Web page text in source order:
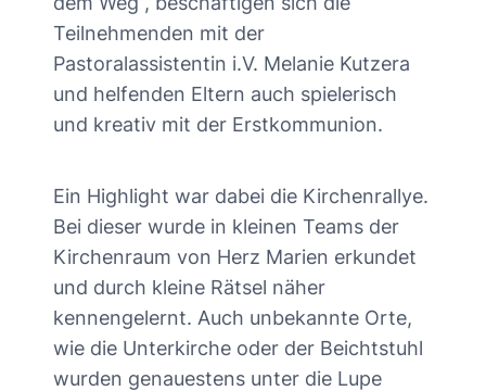
Teilnehmenden mit der
Pastoralassistentin i.V. Melanie Kutzera
und helfenden Eltern auch spielerisch
und kreativ mit der Erstkommunion.
Ein Highlight war dabei die Kirchenrallye.
Bei dieser wurde in kleinen Teams der
Kirchenraum von Herz Marien erkundet
und durch kleine Rätsel näher
kennengelernt. Auch unbekannte Orte,
wie die Unterkirche oder der Beichtstuhl
wurden genauestens unter die Lupe